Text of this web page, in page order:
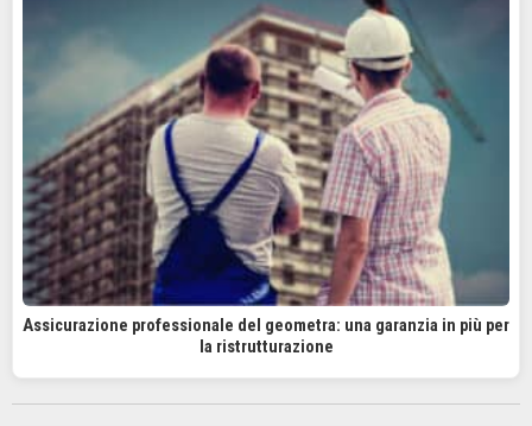
Assicurazione professionale del geometra: una garanzia in più per
la ristrutturazione